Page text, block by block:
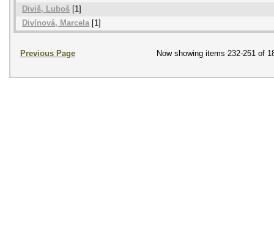
Diviš, Luboš [1]
Divínová, Marcela[1]
Previous Page Now showing items 232-251 of